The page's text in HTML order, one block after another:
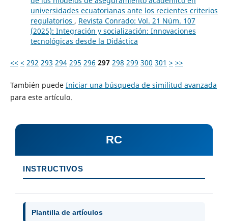
universidades ecuatorianas ante los recientes criterios
regulatorios , Revista Conrado: Vol. 21 Núm. 107
(2025): Integración y socialización: Innovaciones
tecnológicas desde la Didáctica
<< < 292 293 294 295 296 297 298 299 300 301 > >>
También puede Iniciar una búsqueda de similitud avanzada
para este artículo.
RC
INSTRUCTIVOS
Plantilla de artículos